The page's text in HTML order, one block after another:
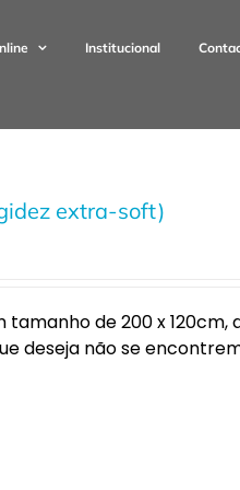
Institucional
extra-soft)
de 200 x 120cm,
deseja não se